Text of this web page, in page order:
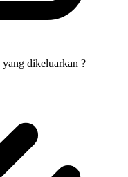
yang dikeluarkan ?